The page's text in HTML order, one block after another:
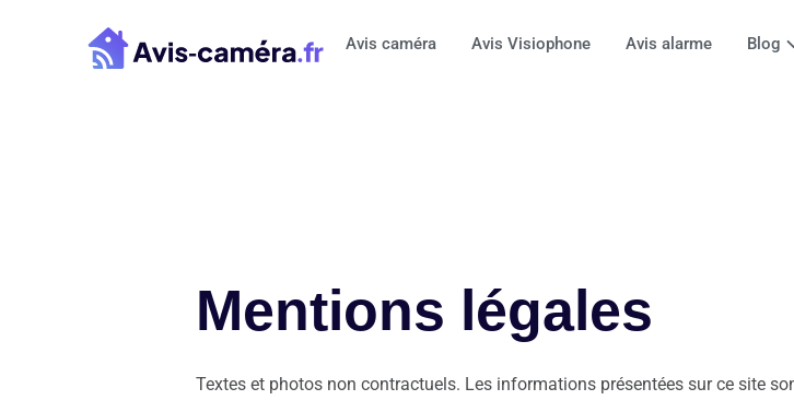
Avis caméra Avis Visiophone Avis alarme Blog
Mentions légales
Textes et photos non contractuels. Les informations présentées sur ce site